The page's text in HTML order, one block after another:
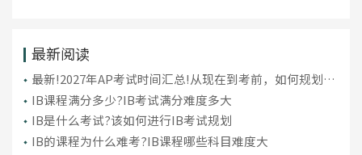
最新阅读
最新!2027年AP考试时间汇总!从现在到考前，如何规划才
能稳拿5分?
IB课程满分多少?IB考试满分难度多大
IB是什么考试?该如何进行IB考试规划
IB的课程为什么难考?IB课程哪些科目难度大